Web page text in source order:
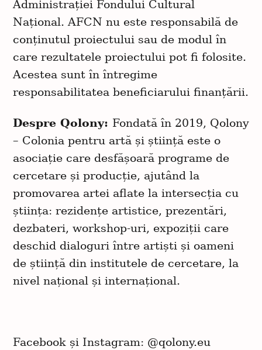
Administrației Fondului Cultural
Național. AFCN nu este responsabilă de
conținutul proiectului sau de modul în
care rezultatele proiectului pot fi folosite.
Acestea sunt în întregime
responsabilitatea beneficiarului finanțării.
Despre Qolony: Fondată în 2019, Qolony
– Colonia pentru artă și știință este o
asociație care desfășoară programe de
cercetare și producție, ajutând la
promovarea artei aflate la intersecția cu
știința: rezidențe artistice, prezentări,
dezbateri, workshop-uri, expoziții care
deschid dialoguri între artiști și oameni
de știință din institutele de cercetare, la
nivel național și internațional.
Facebook și Instagram: @qolony.eu
: